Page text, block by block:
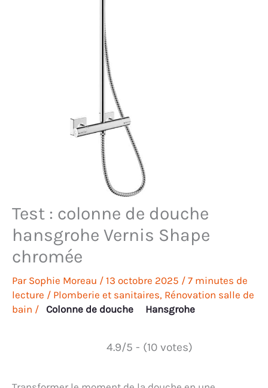
Test : colonne de douche
hansgrohe Vernis Shape
chromée
Par Sophie Moreau / 13 octobre 2025 / 7 minutes de
lecture / Plomberie et sanitaires, Rénovation salle de
bain / Colonne de douche Hansgrohe
4.9/5 - (10 votes)